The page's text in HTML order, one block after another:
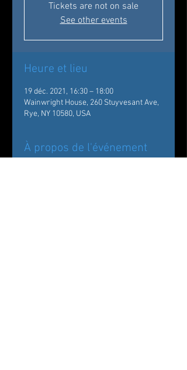
Tickets are not on sale
See other events
Heure et lieu
19 déc. 2021, 16:30 – 18:00
Wainwright House, 260 Stuyvesant Ave,
Rye, NY 10580, USA
À propos de l'événement